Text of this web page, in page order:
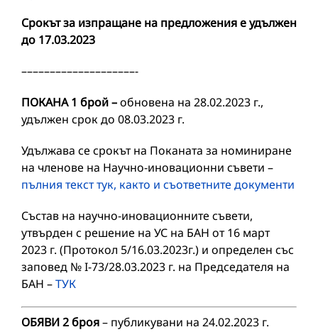
Срокът за изпращане на предложения е удължен
до 17.03.2023
––––––––––––––––––––-
ПОКАНА 1 брой –обновена на 28.02.2023 г.,
удължен срок до 08.03.2023 г.
Удължава се срокът на Поканата за номиниране
на членове на Научно-иновационни съвети –
пълния текст тук, както и съответните документи
Състав на научно-иновационните съвети,
утвърден с решение на УС на БАН от 16 март
2023 г. (Протокол 5/16.03.2023г.) и определен със
заповед № I-73/28.03.2023 г. на Председателя на
БАН –ТУК
ОБЯВИ 2 броя– публикувани на 24.02.2023 г.